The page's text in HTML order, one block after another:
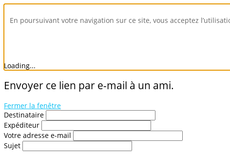
En poursuivant votre navigation sur ce site, vous acceptez
Loading...
Envoyer ce lien par e-mail à un ami.
Fermer la fenêtre
Destinataire
Expéditeur
Votre adresse e-mail
Sujet